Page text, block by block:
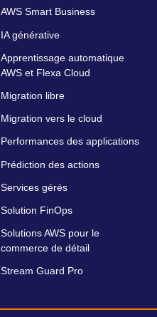
AWS Smart Business
IA générative
Apprentissage automatique
AWS et Flexa Cloud
Migration libre
Migration vers le cloud
Performances des applications
Prédiction des actions
Services gérés
Solution FinOps
Solutions AWS pour le
commerce de détail
Stream Guard Pro